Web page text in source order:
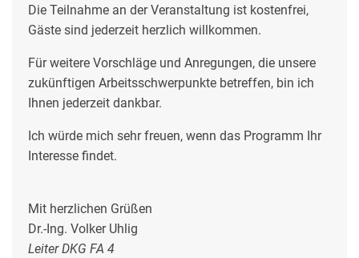
Die Teilnahme an der Veranstaltung ist kostenfrei,
Gäste sind jederzeit herzlich willkommen.
Für weitere Vorschläge und Anregungen, die unsere
zukünftigen Arbeitsschwerpunkte betreffen, bin ich
Ihnen jederzeit dankbar.
Ich würde mich sehr freuen, wenn das Programm Ihr
Interesse findet.
Mit herzlichen Grüßen
Dr.-Ing. Volker Uhlig
Leiter DKG FA 4